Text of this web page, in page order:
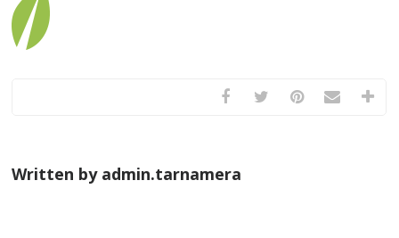
Written by admin.tarnamera